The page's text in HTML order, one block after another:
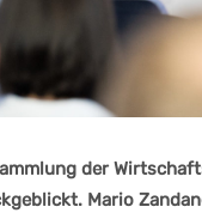
der
Mario